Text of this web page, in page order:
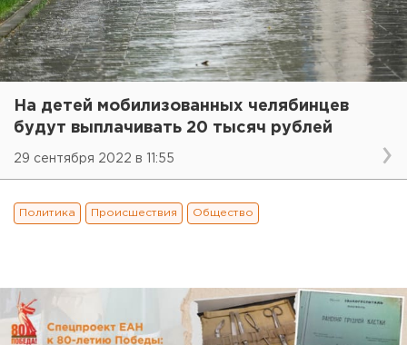
На детей мобилизованных челябинцев
будут выплачивать 20 тысяч рублей
29 сентября 2022 в 11:55
Политика Происшествия Общество